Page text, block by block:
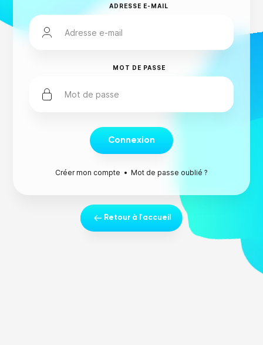
ADRESSE E-MAIL
MOT DE PASSE
Connexion
Créer mon compte • Mot de passe oublié ?
Retour à l'accueil